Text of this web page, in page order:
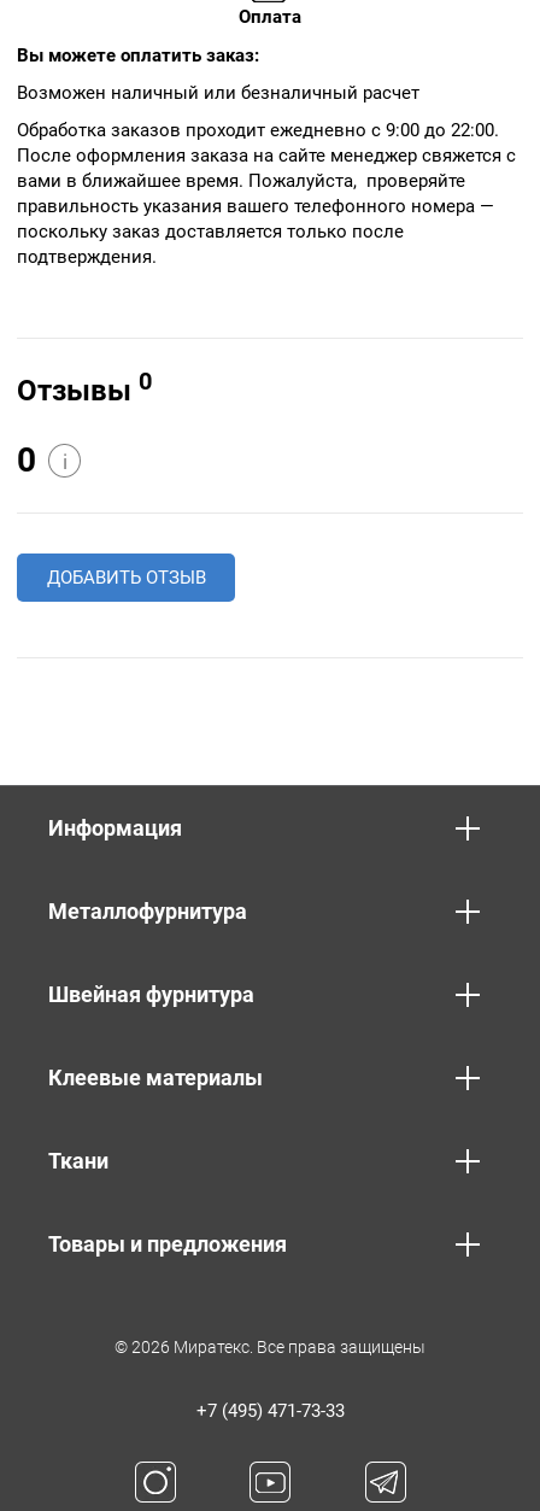
Оплата
Вы можете оплатить заказ:
Возможен наличный или безналичный расчет
Обработка заказов проходит ежедневно с 9:00 до 22:00.
После оформления заказа на сайте менеджер свяжется с
вами в ближайшее время. Пожалуйста, проверяйте
правильность указания вашего телефонного номера —
поскольку заказ доставляется только после
подтверждения.
Отзывы 0
0 i
ДОБАВИТЬ ОТЗЫВ
Информация
Металлофурнитура
Швейная фурнитура
Клеевые материалы
Ткани
Товары и предложения
© 2026 Миратекс. Все права защищены
+7 (495) 471-73-33